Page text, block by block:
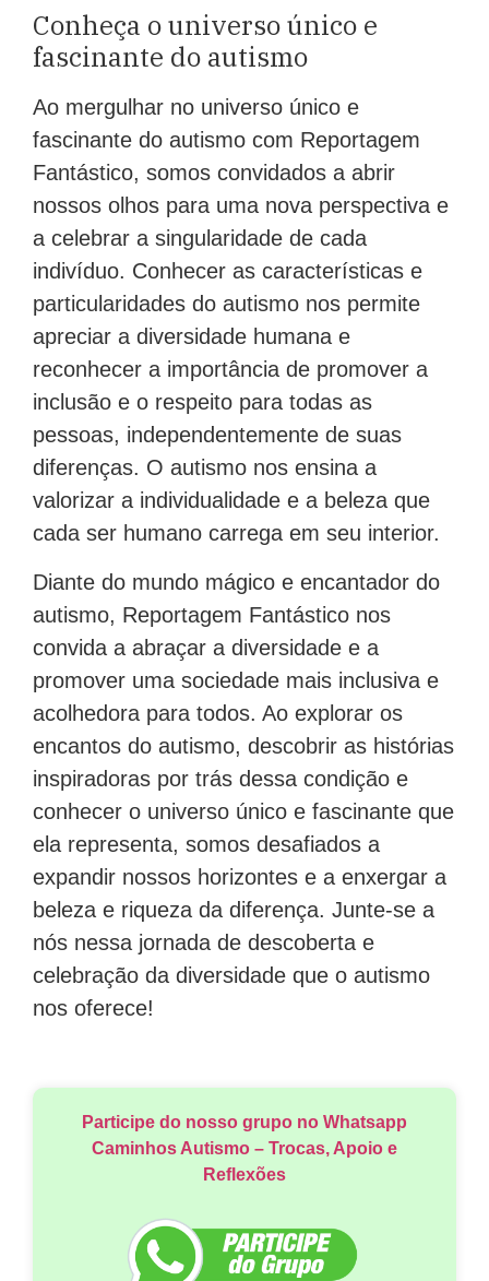
Conheça o universo único e
fascinante do autismo
Ao mergulhar no universo único e
fascinante do autismo com Reportagem
Fantástico, somos convidados a abrir
nossos olhos para uma nova perspectiva e
a celebrar a singularidade de cada
indivíduo. Conhecer as características e
particularidades do autismo nos permite
apreciar a diversidade humana e
reconhecer a importância de promover a
inclusão e o respeito para todas as
pessoas, independentemente de suas
diferenças. O autismo nos ensina a
valorizar a individualidade e a beleza que
cada ser humano carrega em seu interior.
Diante do mundo mágico e encantador do
autismo, Reportagem Fantástico nos
convida a abraçar a diversidade e a
promover uma sociedade mais inclusiva e
acolhedora para todos. Ao explorar os
encantos do autismo, descobrir as histórias
inspiradoras por trás dessa condição e
conhecer o universo único e fascinante que
ela representa, somos desafiados a
expandir nossos horizontes e a enxergar a
beleza e riqueza da diferença. Junte-se a
nós nessa jornada de descoberta e
celebração da diversidade que o autismo
nos oferece!
Participe do nosso grupo no Whatsapp
Caminhos Autismo – Trocas, Apoio e
Reflexões